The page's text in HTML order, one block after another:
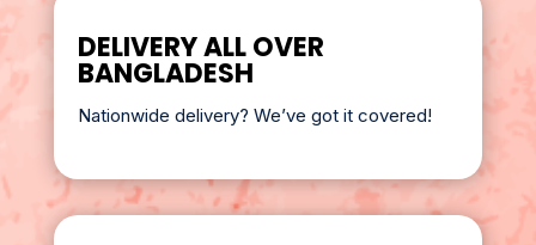
DELIVERY ALL OVER
BANGLADESH
Nationwide delivery? We’ve got it covered!